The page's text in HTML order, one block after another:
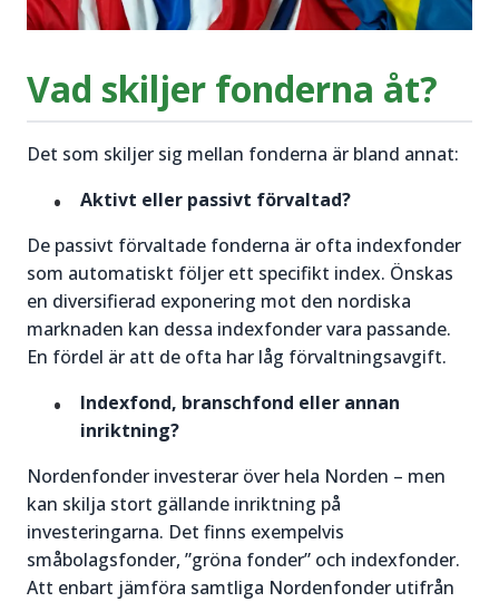
Vad skiljer fonderna åt?
Det som skiljer sig mellan fonderna är bland annat:
Aktivt eller passivt förvaltad?
De passivt förvaltade fonderna är ofta indexfonder
som automatiskt följer ett specifikt index. Önskas
en diversifierad exponering mot den nordiska
marknaden kan dessa indexfonder vara passande.
En fördel är att de ofta har låg förvaltningsavgift.
Indexfond, branschfond eller annan
inriktning?
Nordenfonder investerar över hela Norden – men
kan skilja stort gällande inriktning på
investeringarna. Det finns exempelvis
småbolagsfonder, ”gröna fonder” och indexfonder.
Att enbart jämföra samtliga Nordenfonder utifrån